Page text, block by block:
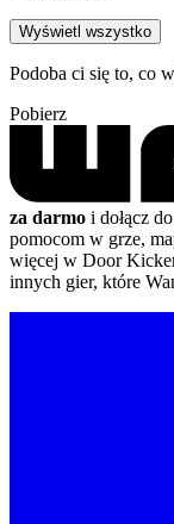
Wyświetl wszystko
Podoba ci się to, co
Pobierz
za darmo i dołącz
pomocom w grze,
więcej w Door
innych gier, które